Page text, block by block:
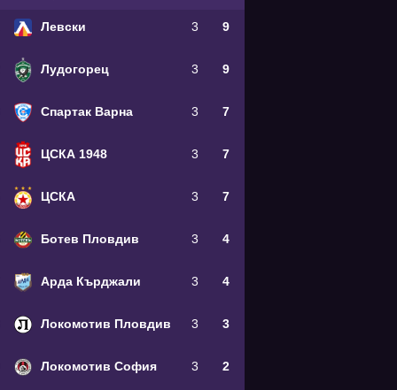
Левски 3 9
Лудогорец 3 9
Спартак Варна 3 7
ЦСКА 1948 3 7
ЦСКА 3 7
Ботев Пловдив 3 4
Арда Кърджали 3 4
Локомотив Пловдив 3 3
Локомотив София 3 2